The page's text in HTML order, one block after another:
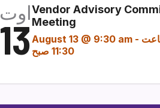
اوت
13
Vendor Advisory
Meeting
August 13 @ 9:30 am -
11:30 صبح